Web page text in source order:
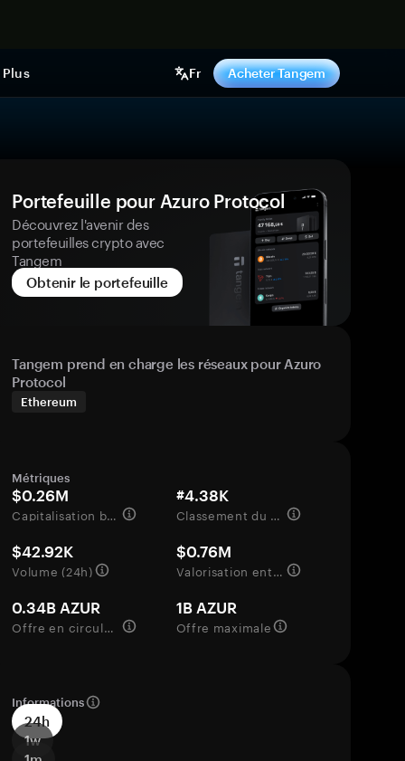
Plus Fr Acheter Tangem
Portefeuille pour Azuro Protocol
Découvrez l'avenir des
portefeuilles crypto avec
Tangem
Obtenir le portefeuille
Tangem prend en charge les réseaux pour Azuro
Protocol
Ethereum
Métriques
$0.26M
Capitalisation boursière
#4.38K
Classement du marché
$42.92K
Volume (24h)
$0.76M
Valorisation entièrement diluée
0.34B AZUR
Offre en circulation
1B AZUR
Offre maximale
Informations
24h
1w